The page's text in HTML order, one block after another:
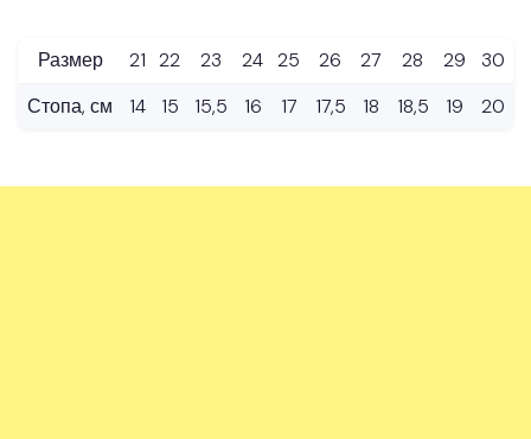
Размер 21 22 23 24 25 26 27 28 29
30
Стопа, см
14 15 15,5 16 17 17,5 18 18,5 19 20